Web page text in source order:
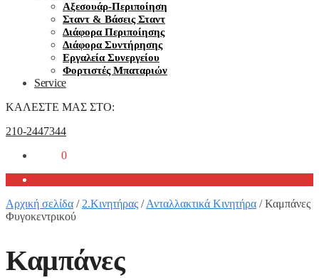
Αξεσουάρ-Περιποίηση
Σταντ & Βάσεις Σταντ
Διάφορα Περιποίησης
Διάφορα Συντήρησης
Εργαλεία Συνεργείου
Φορτιστές Μπαταριών
Service
ΚΑΛΕΣΤΕ ΜΑΣ ΣΤΟ:
210-2447344
0
Αρχική σελίδα / 2.Κινητήρας /Ανταλλακτικά Κινητήρα /Καμπάνες
Φυγοκεντρικού
Καμπάνες